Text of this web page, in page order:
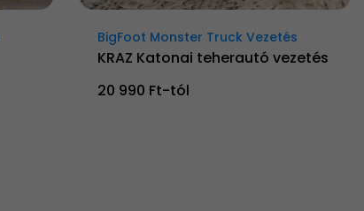
BigFoot Monster Truck Vezetés
KRAZ Katonai teherautó vezetés
20 990 Ft-tól